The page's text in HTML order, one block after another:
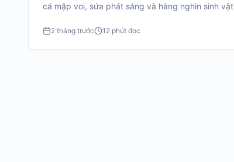
cá mập voi, sứa phát sáng và hàng nghìn sinh vật
2 tháng trước 12 phút đọc